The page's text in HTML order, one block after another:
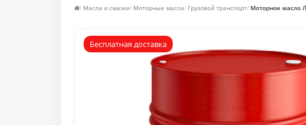
Масла и смазки Моторные масла Грузовой транспорт Моторное масло
Бесплатная доставка